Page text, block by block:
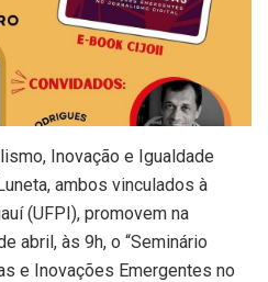
Inovação e Igualdade
ambos vinculados à
(UFPI), promovem na
abril, às 9h, o “Seminário
e Inovações Emergentes no